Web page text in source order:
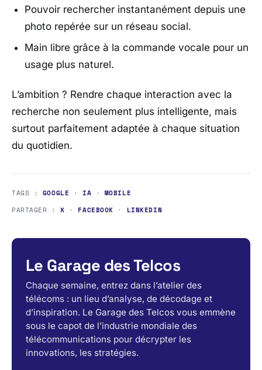
Pouvoir rechercher instantanément depuis une
photo repérée sur un réseau social.
Main libre grâce à la commande vocale pour un
usage plus naturel.
L’ambition ? Rendre chaque interaction avec la
recherche non seulement plus intelligente, mais
surtout parfaitement adaptée à chaque situation
du quotidien.
TAGS : GOOGLE · IA · MOBILE
PARTAGER :X · FACEBOOK · LINKEDIN
Le Garage des Telcos
Chaque semaine, entrez dans l’atelier des
télécoms : un lieu d’analyse, de décodage et
d’inspiration. Le Garage des Telcos vous emmène
sous le capot de l’industrie mondiale des
télécommunications pour décrypter les
innovations, les stratégies.